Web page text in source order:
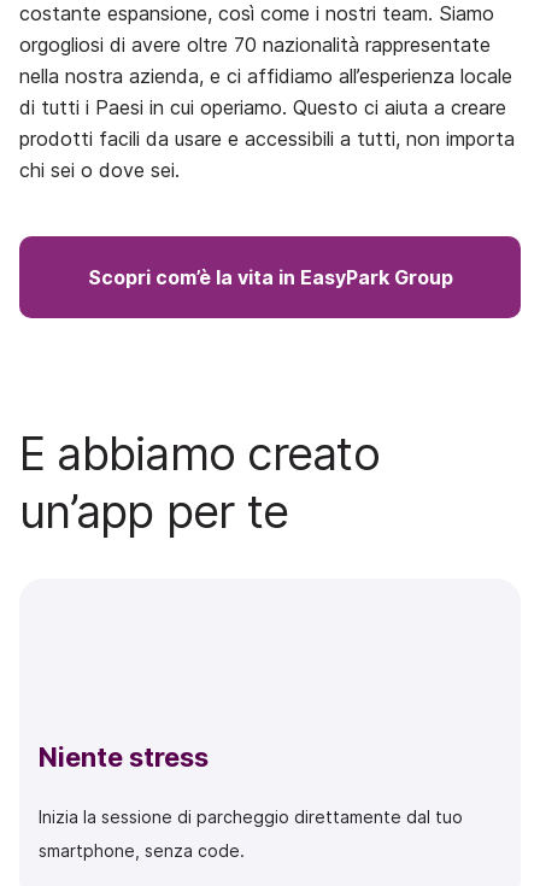
costante espansione, così come i nostri team. Siamo
orgogliosi di avere oltre 70 nazionalità rappresentate
nella nostra azienda, e ci affidiamo all’esperienza locale
di tutti i Paesi in cui operiamo. Questo ci aiuta a creare
prodotti facili da usare e accessibili a tutti, non importa
chi sei o dove sei.
Scopri com’è la vita in EasyPark Group
E abbiamo creato
un’app per te
Niente stress
Inizia la sessione di parcheggio direttamente dal tuo
smartphone, senza code.